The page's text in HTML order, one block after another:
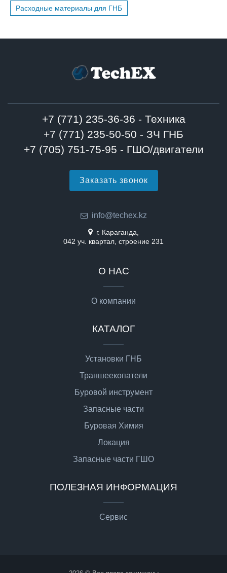
Расходные материалы для ГНБ
+7 (771) 235-36-36 - Техника
+7 (771) 235-50-50 - ЗЧ ГНБ
+7 (705) 751-75-95 - ГШО/двигатели
Заказать звонок
info@techex.kz
г. Караганда,
042 уч. квартал, строение 231
О НАС
О компании
КАТАЛОГ
Установки ГНБ
Траншеекопатели
Буровой инструмент
Запасные части
Буровая Химия
Локация
Запасные части ГШО
ПОЛЕЗНАЯ ИНФОРМАЦИЯ
Сервис